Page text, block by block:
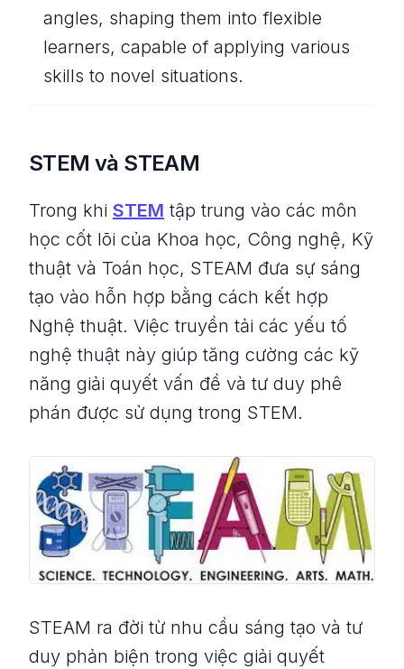
angles, shaping them into flexible
learners, capable of applying various
skills to novel situations.
STEM và STEAM
Trong khi STEM tập trung vào các môn
học cốt lõi của Khoa học, Công nghệ, Kỹ
thuật và Toán học, STEAM đưa sự sáng
tạo vào hỗn hợp bằng cách kết hợp
Nghệ thuật. Việc truyền tải các yếu tố
nghệ thuật này giúp tăng cường các kỹ
năng giải quyết vấn đề và tư duy phê
phán được sử dụng trong STEM.
STEAM ra đời từ nhu cầu sáng tạo và tư
duy phản biện trong việc giải quyết